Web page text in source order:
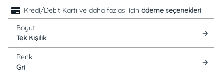
Kredi/Debit Kartı ve daha fazlası için ödeme seçenekleri
Boyut
Tek Kişilik
Renk
Gri